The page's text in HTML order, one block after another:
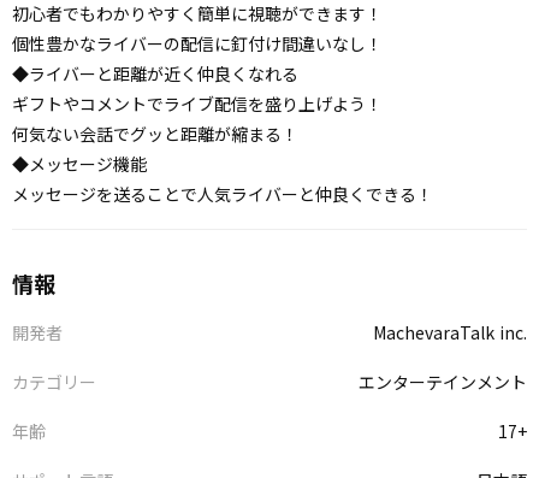
初心者でもわかりやすく簡単に視聴ができます！
個性豊かなライバーの配信に釘付け間違いなし！
◆ライバーと距離が近く仲良くなれる
ギフトやコメントでライブ配信を盛り上げよう！
何気ない会話でグッと距離が縮まる！
◆メッセージ機能
メッセージを送ることで人気ライバーと仲良くできる！
情報
開発者 MachevaraTalk inc.
カテゴリー エンターテインメント
年齢 17+